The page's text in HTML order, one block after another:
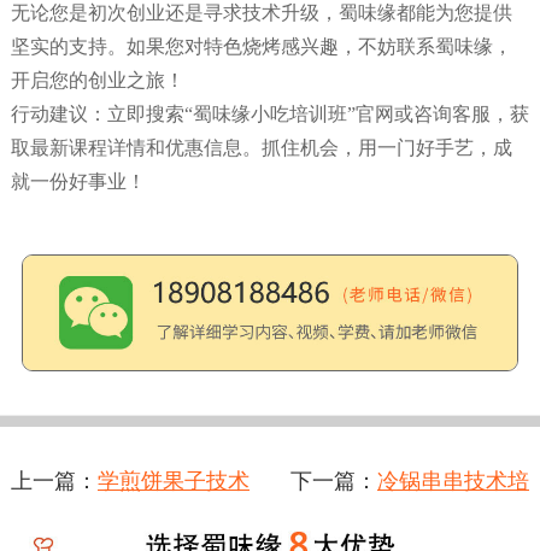
无论您是初次创业还是寻求技术升级，蜀味缘都能为您提供
坚实的支持。如果您对特色烧烤感兴趣，不妨联系蜀味缘，
开启您的创业之旅！
行动建议：立即搜索“蜀味缘小吃培训班”官网或咨询客服，获
取最新课程详情和优惠信息。抓住机会，用一门好手艺，成
就一份好事业！
上一篇： 学煎饼果子技术 下一篇： 冷锅串串技术培